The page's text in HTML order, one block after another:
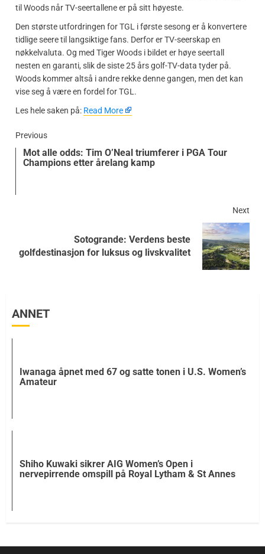
til Woods når TV-seertallene er på sitt høyeste.
Den største utfordringen for TGL i første sesong er å konvertere
tidlige seere til langsiktige fans. Derfor er TV-seerskap en
nøkkelvaluta. Og med Tiger Woods i bildet er høye seertall
nesten en garanti, slik de siste 25 års golf-TV-data tyder på.
Woods kommer altså i andre rekke denne gangen, men det kan
vise seg å være en fordel for TGL.
​Les hele saken på: Read More
Previous
Mot alle odds: Tim O’Neal triumferer i PGA Tour
Champions etter årelang kamp
Next
Sotogrande: Verdens beste
golfdestinasjon for luksus og livskvalitet
ANNET
Iwanaga åpnet med 67 og satte tonen i U.S. Women’s
Amateur
Shiho Kuwaki sikrer AIG Women’s Open i
nervepirrende omspill på Royal Lytham & St Annes